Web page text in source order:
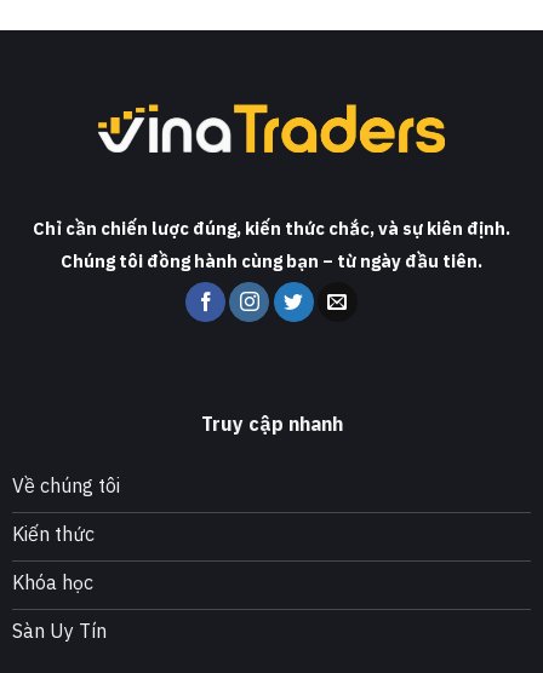
Chỉ cần chiến lược đúng, kiến thức chắc, và sự kiên định.
Chúng tôi đồng hành cùng bạn – từ ngày đầu tiên.
Truy cập nhanh
Về chúng tôi
Kiến thức
Khóa học
Sàn Uy Tín